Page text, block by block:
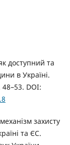
доступний та
в Україні.
DOI:
захисту
та ЄС.